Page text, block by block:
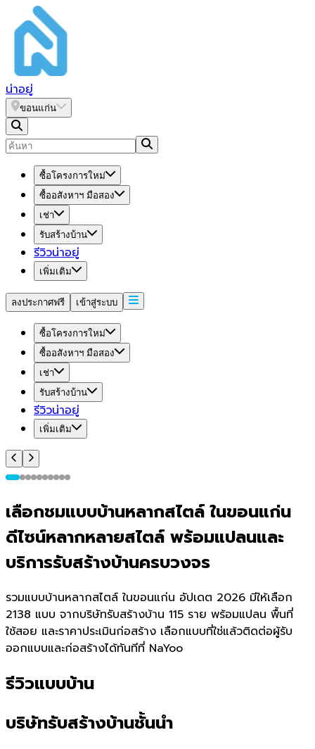
น่าอยู่
ขอนแก่น
ซื้อโครงการใหม่
ซื้ออสังหาฯ มือสอง
เช่า
รับสร้างบ้าน
รีวิวน่าอยู่
เพิ่มเติม
ลงประกาศฟรี เข้าสู่ระบบ
ซื้อโครงการใหม่
ซื้ออสังหาฯ มือสอง
เช่า
รับสร้างบ้าน
รีวิวน่าอยู่
เพิ่มเติม
เลือกชมแบบบ้านหลากสไตล์ ในขอนแก่น
ดีไซน์หลากหลายสไตล์ พร้อมแปลนและ
บริการรับสร้างบ้านครบวงจร
รวมแบบบ้านหลากสไตล์ ในขอนแก่น อัปเดต 2026 มีให้เลือก
2138 แบบ จากบริษัทรับสร้างบ้าน 115 ราย พร้อมแปลน พื้นที่
ใช้สอย และราคาประเมินก่อสร้าง เลือกแบบที่ใช่แล้วติดต่อผู้รับ
ออกแบบและก่อสร้างได้ทันทีที่ NaYoo
รีวิวแบบบ้าน
บริษัทรับสร้างบ้านชั้นนำ